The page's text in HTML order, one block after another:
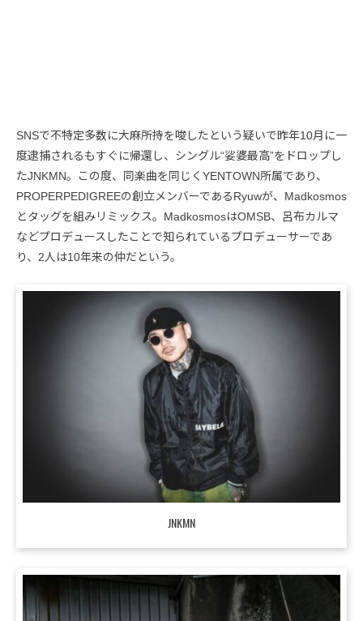
SNSで不特定多数に大麻所持を唆したという疑いで昨年10月に一
度逮捕されるもすぐに帰還し、シングル“娑婆最高”をドロップし
たJNKMN。この度、同楽曲を同じくYENTOWN所属であり、
PROPERPEDIGREEの創立メンバーであるRyuwが、Madkosmos
とタッグを組みリミックス。MadkosmosはOMSB、呂布カルマ
などプロデュースしたことで知られているプロデューサーであ
り、2人は10年来の仲だという。
JNKMN